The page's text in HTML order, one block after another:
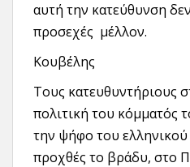
αυτή την κατεύθυνση
προσεχές μέλλον.
Κουβέλης
Τους κατευθυντήριους
πολιτική του κόμματός
την ψήφο του
προχθές το βράδυ, στο